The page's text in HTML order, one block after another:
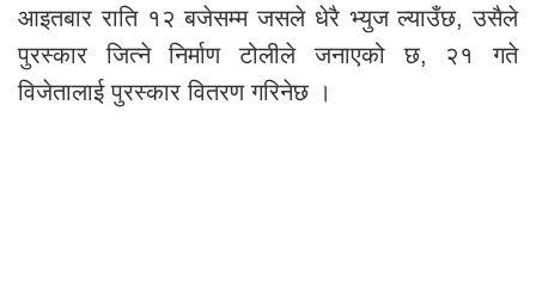
आइतबार राति १२ बजेसम्म जसले धेरै भ्युज ल्याउँछ, उसैले
पुरस्कार जित्ने निर्माण टोलीले जनाएको छ, २१ गते
विजेतालाई पुरस्कार वितरण गरिनेछ ।